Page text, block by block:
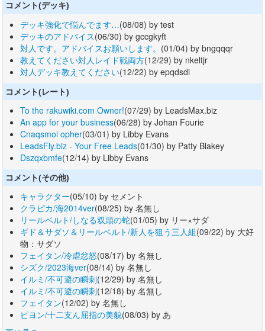
コメント(デッキ)
デッキ強化で悩んでます…(08/08) by test
デッキのアドバイス(06/30) by gccgkyft
対人です。アドバイスお願いします。 (01/04) by bngqqqr
教えてください対人レイド戦両方(12/29) by nkeltjr
対人デッキ教えてください(12/22) by epqdsdi
コメント(レート)
To the rakuwiki.com Owner!(07/29) by LeadsMax.biz
An app for your business(06/28) by Johan Fourie
Cnaqsmoi opher(03/01) by Libby Evans
LeadsFly.biz - Your Free Leads(01/30) by Patty Blakey
Dszqxbmfe(12/14) by Libby Evans
コメント(その他)
キャラクター(05/10) by セメント
クラピカ/海2014ver(08/25) by 名無し
リールベルト/しなる双頭の蛇(01/05) by リー×サダ
ギド＆サダソ＆リールベルト/新人を狙う三人組(09/22) by 大好
物：サダソ
フェイタン/冷虐忿怒(08/17) by 名無し
シズク/2023海ver(08/14) by 名無し
イルミ/不可避の瞬刺(12/29) by 名無し
イルミ/不可避の瞬刺(12/18) by 名無し
フェイタン(12/02) by 名無し
ピヨン/十二支ん屈指の美貌(08/03) by あ